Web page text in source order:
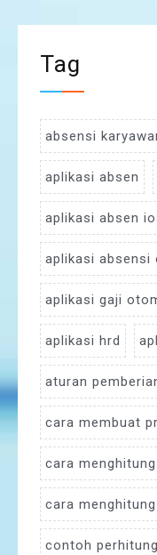
Tag
absensi
aplikasi absen
aplikasi absen
aplikasi absensi
aplikasi gaji
aplikasi hrd
aturan
cara membuat
cara
cara
contoh